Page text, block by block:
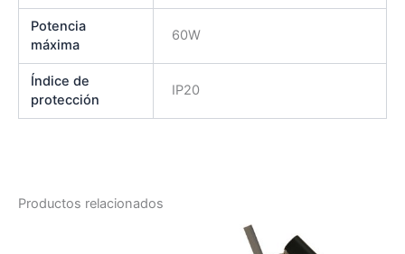
Potencia
máxima
60W
Índice de
protección
IP20
Productos relacionados